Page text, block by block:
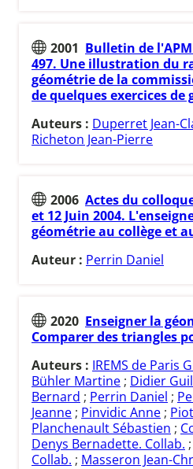
2001 Bulletin de
497. Une illustration du
géométrie de la
de quelques exercices de
Auteurs : Duperret Jean-
Richeton Jean-Pierre
2006 Actes du
et 12 Juin 2004.
géométrie au collège et
Auteur : Perrin Daniel
2020 Enseigner la
Comparer des triangles
Auteurs : IREMS de Paris
Bühler Martine ; Didier
Bernard ; Perrin Daniel ;
Jeanne ; Pinvidic Anne ;
Planchenault Sébastien ;
Denys Bernadette. Collab. ;
Collab. ; Masseron Jean-